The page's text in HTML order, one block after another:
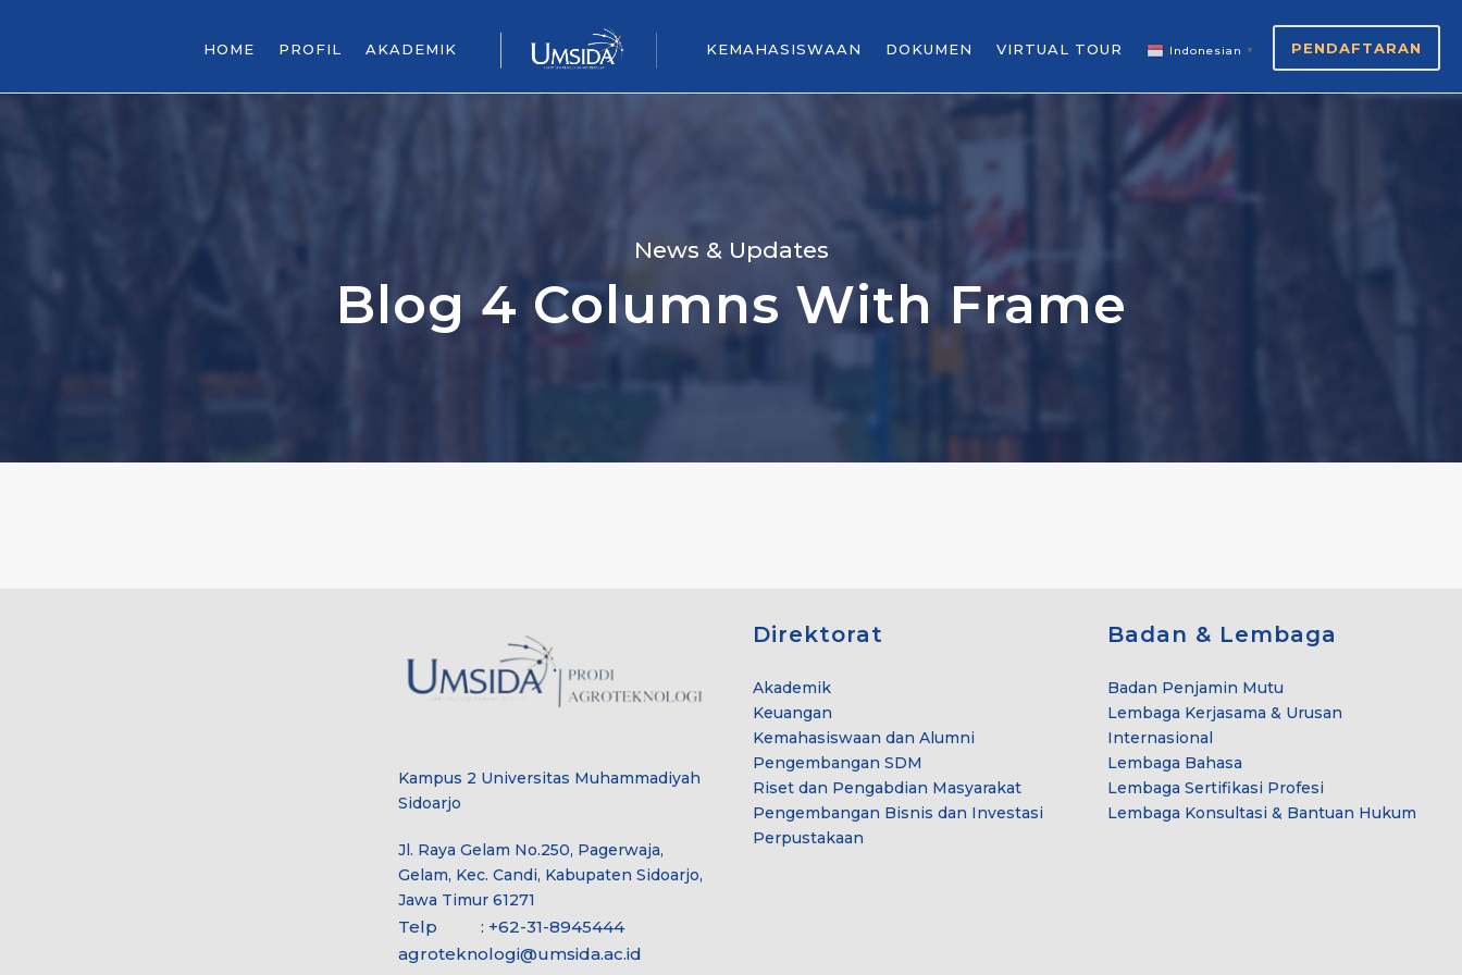
HOME PROFIL AKADEMIK KEMAHASISWAAN DOKUMEN VIRTUAL TOUR Indonesian ▼ PENDAFTARAN
News & Updates
Blog 4 Columns With Frame
Kampus 2 Universitas Muhammadiyah
Sidoarjo
Jl. Raya Gelam No.250, Pagerwaja,
Gelam, Kec. Candi, Kabupaten Sidoarjo,
Jawa Timur 61271
Telp : +62-31-8945444
agroteknologi@umsida.ac.id
Direktorat
Akademik
Keuangan
Kemahasiswaan dan Alumni
Pengembangan SDM
Riset dan Pengabdian Masyarakat
Pengembangan Bisnis dan Investasi
Perpustakaan
Badan & Lembaga
Badan Penjamin Mutu
Lembaga Kerjasama & Urusan
Internasional
Lembaga Bahasa
Lembaga Sertifikasi Profesi
Lembaga Konsultasi & Bantuan Hukum